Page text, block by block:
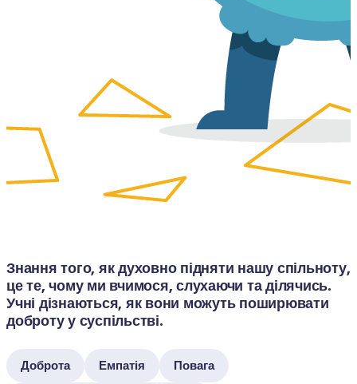
Знання того, як духовно підняти нашу спільноту,
це те, чому ми вчимося, слухаючи та ділячись.
Учні дізнаються, як вони можуть поширювати
доброту у суспільстві.
Доброта Емпатія Повага